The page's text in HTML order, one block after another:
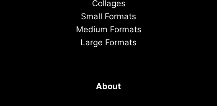
Collages
Small Formats
Medium Formats
Large Formats
About